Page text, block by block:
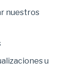
nuestros
u